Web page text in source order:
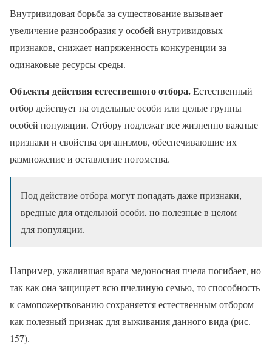
Внутривидовая борьба за существование вызывает
увеличение разнообразия у особей внутривидовых
признаков, снижает напряженность конкуренции за
одинаковые ресурсы среды.
Объекты действия естественного отбора.Естественный
отбор действует на отдельные особи или целые группы
особей популяции. Отбору подлежат все жизненно важные
признаки и свойства организмов, обеспечивающие их
размножение и оставление потомства.
Под действие отбора могут попадать даже признаки,
вредные для отдельной особи, но полезные в целом
для популяции.
Например, ужалившая врага медоносная пчела погибает, но
так как она защищает всю пчелиную семью, то способность
к самопожертвованию сохраняется естественным отбором
как полезный признак для выживания данного вида (рис.
157).